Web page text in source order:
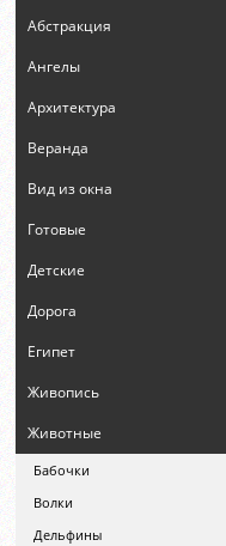
Абстракция
Ангелы
Архитектура
Веранда
Вид из окна
Готовые
Детские
Дорога
Египет
Живопись
Животные
Бабочки
Волки
Дельфины